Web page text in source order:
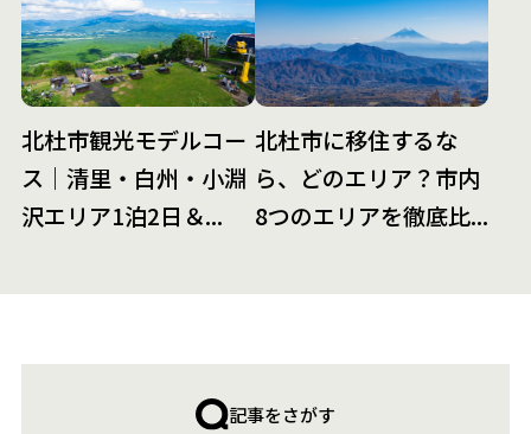
北杜市観光モデルコー
ス｜清里・白州・小淵
沢エリア1泊2日＆...
北杜市に移住するな
ら、どのエリア？市内
8つのエリアを徹底比...
記事をさがす